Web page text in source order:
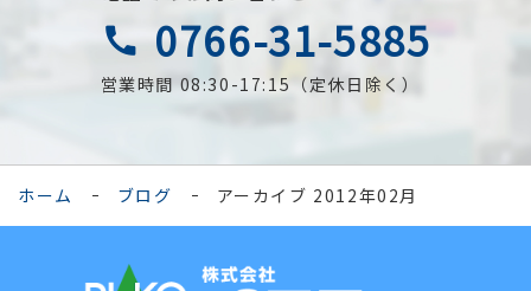
call 0766-31-5885
営業時間 08:30-17:15（定休日除く）
ホーム ブログ アーカイブ 2012年02月